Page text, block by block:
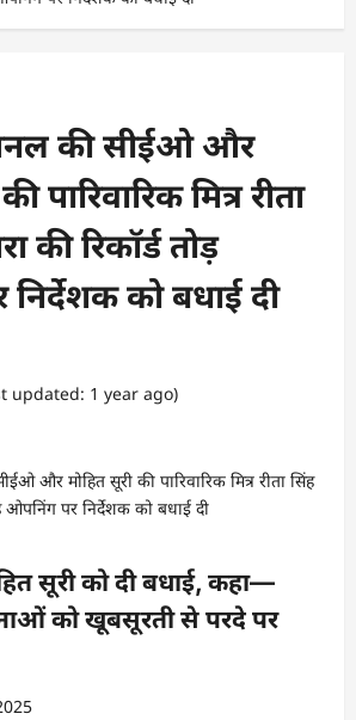
की सीईओ और
पारिवारिक मित्र रीता
की रिकॉर्ड तोड़
को बधाई दी
updated: 1 year ago)
सूरी को दी बधाई, कहा—
को खूबसूरती से परदे पर